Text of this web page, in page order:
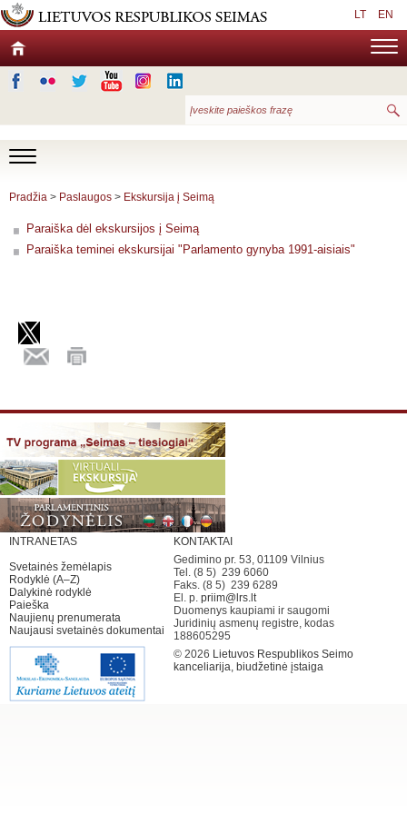
LT EN
Pradžia > Paslaugos > Ekskursija į Seimą
Paraiška dėl ekskursijos į Seimą
Paraiška teminei ekskursijai "Parlamento gynyba 1991-aisiais"
INTRANETAS
Svetainės žemėlapis
Rodyklė (A–Z)
Dalykinė rodyklė
Paieška
Naujienų prenumerata
Naujausi svetainės dokumentai
KONTAKTAI
Gedimino pr. 53, 01109 Vilnius
Tel. (8 5) 239 6060
Faks. (8 5) 239 6289
El. p. priim@lrs.lt
Duomenys kaupiami ir saugomi
Juridinių asmenų registre, kodas
188605295
© 2026 Lietuvos Respublikos Seimo
kanceliarija, biudžetinė įstaiga